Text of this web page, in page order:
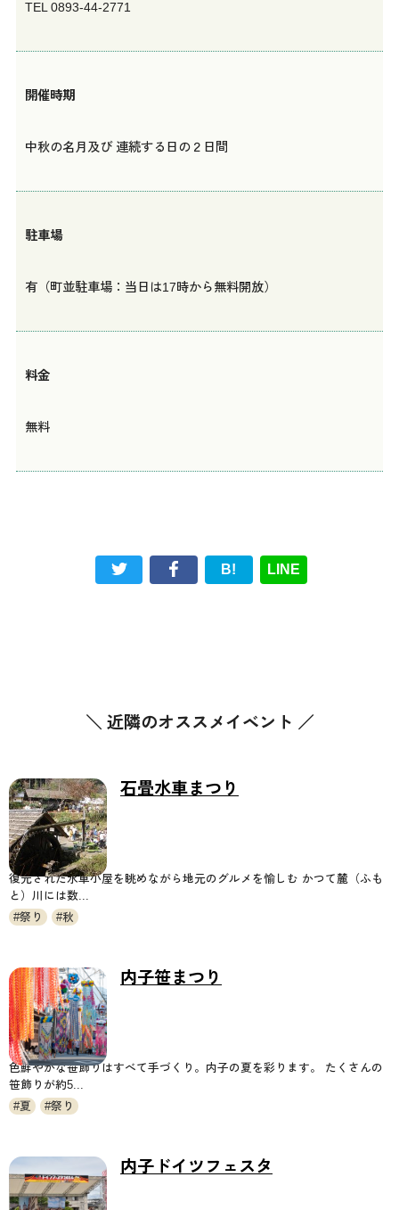
TEL 0893-44-2771
開催時期
中秋の名月及び 連続する日の２日間
駐車場
有（町並駐車場：当日は17時から無料開放）
料金
無料
B! LINE
＼ 近隣のオススメイベント ／
石畳水車まつり
復元された水車小屋を眺めながら地元のグルメを愉しむ かつて麓（ふも
と）川には数...
祭り
秋
内子笹まつり
色鮮やかな笹飾りはすべて手づくり。内子の夏を彩ります。 たくさんの
笹飾りが約5...
夏
祭り
内子ドイツフェスタ